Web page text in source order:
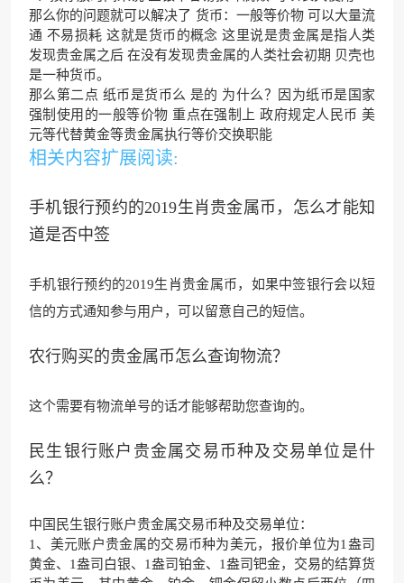
那么你的问题就可以解决了 货币：一般等价物 可以大量流
通 不易损耗 这就是货币的概念 这里说是贵金属是指人类
发现贵金属之后 在没有发现贵金属的人类社会初期 贝壳也
是一种货币。
那么第二点 纸币是货币么 是的 为什么？因为纸币是国家
强制使用的一般等价物 重点在强制上 政府规定人民币 美
元等代替黄金等贵金属执行等价交换职能
相关内容扩展阅读:
手机银行预约的2019生肖贵金属币，怎么才能知
道是否中签
手机银行预约的2019生肖贵金属币，如果中签银行会以短
信的方式通知参与用户，可以留意自己的短信。
农行购买的贵金属币怎么查询物流？
这个需要有物流单号的话才能够帮助您查询的。
民生银行账户贵金属交易币种及交易单位是什
么？
中国民生银行账户贵金属交易币种及交易单位：
1、美元账户贵金属的交易币种为美元，报价单位为1盎司
黄金、1盎司白银、1盎司铂金、1盎司钯金，交易的结算货